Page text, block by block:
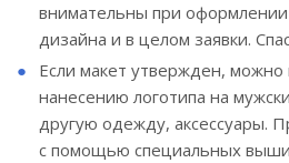
внимательны при оформлении
дизайна и в целом заявки.
Если макет утвержден, можно
нанесению логотипа на
другую одежду, аксессуары.
с помощью специальных